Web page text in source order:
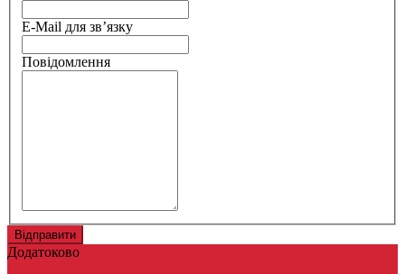
E-Mail для зв’язку
Повідомлення
Додатоково